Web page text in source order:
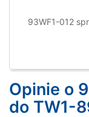
93WF1-012
Opinie o
do TW1-